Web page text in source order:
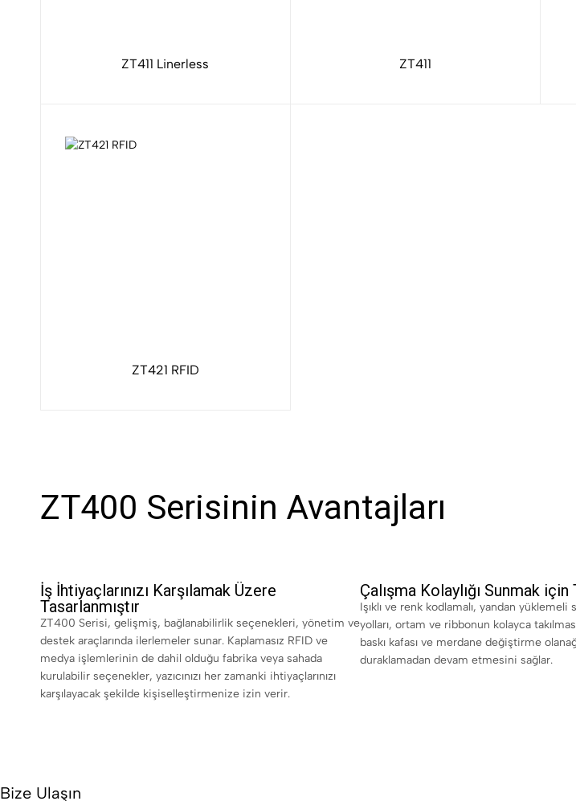
ZT411 Linerless ZT411
ZT421 RFID
ZT400 Serisinin Avantajları
İş İhtiyaçlarınızı Karşılamak Üzere
Tasarlanmıştır
ZT400 Serisi, gelişmiş, bağlanabilirlik seçenekleri, yönetim ve
destek araçlarında ilerlemeler sunar. Kaplamasız RFID ve
medya işlemlerinin de dahil olduğu fabrika veya sahada
kurulabilir seçenekler, yazıcınızı her zamanki ihtiyaçlarınızı
karşılayacak şekilde kişiselleştirmenize izin verir.
Çalışma Kolaylığı Sunmak için
Işıklı ve renk kodlamalı, yandan
yolları, ortam ve ribbonun kolayca
baskı kafası ve merdane değiştirme
duraklamadan devam etmesini sağlar.
Bize Ulaşın